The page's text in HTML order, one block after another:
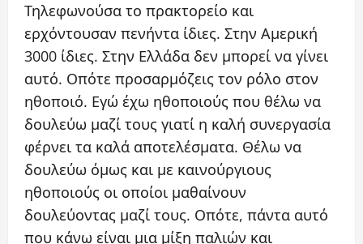
Τηλεφωνούσα το πρακτορείο και
ερχόντουσαν πενήντα ίδιες. Στην Αμερική
3000 ίδιες. Στην Ελλάδα δεν μπορεί να γίνει
αυτό. Οπότε προσαρμόζεις τον ρόλο στον
ηθοποιό. Εγώ έχω ηθοποιούς που θέλω να
δουλεύω μαζί τους γιατί η καλή συνεργασία
φέρνει τα καλά αποτελέσματα. Θέλω να
δουλεύω όμως και με καινούργιους
ηθοποιούς οι οποίοι μαθαίνουν
δουλεύοντας μαζί τους. Οπότε, πάντα αυτό
που κάνω είναι μια μίξη παλιών και